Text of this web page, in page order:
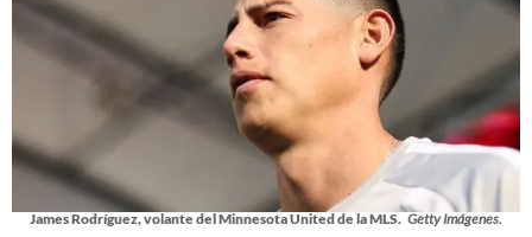
James Rodríguez, volante del Minnesota United de la MLS. Getty Imágenes.